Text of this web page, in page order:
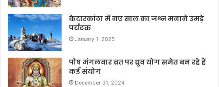
केदारकांठा में नए साल का जश्न मनाने उमड़े
पर्यटक
January 1, 2025
पौष मंगलवार व्रत पर ध्रुव योग समेत बन रहे हैं
कई संयोग
December 31, 2024